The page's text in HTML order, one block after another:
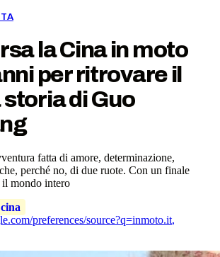
la Cina in moto
per ritrovare il
di Guo
fatta di amore, determinazione,
perché no, di due ruote. Con un finale
il mondo intero
cina
preferences/source?q=inmoto.it,